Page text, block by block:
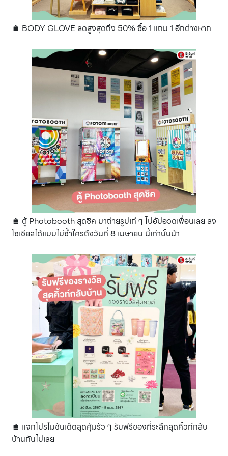
🛍 BODY GLOVE ลดสูงสุดถึง 50% ซื้อ 1 แถม 1 อีกต่างหาก
🛍 ตู้ Photobooth สุดชิค มาถ่ายรูปเก๋ ๆ ไปอัปอวดเพื่อนเลย ลง
โซเชียลได้แบบไม่ซ้ำใครถึงวันที่ 8 เมษายน นี้เท่านั้นน้า
🛍 แจกโปรโมชันเด็ดสุดคุ้มรัว ๆ รับฟรีของที่ระลึกสุดคิ้วท์กลับ
บ้านกันไปเลย